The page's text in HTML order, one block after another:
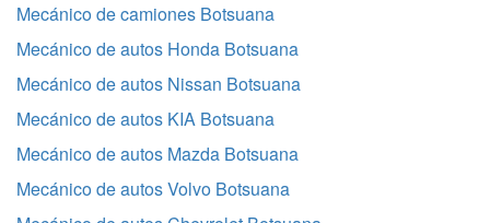
Mecánico de camiones Botsuana
Mecánico de autos Honda Botsuana
Mecánico de autos Nissan Botsuana
Mecánico de autos KIA Botsuana
Mecánico de autos Mazda Botsuana
Mecánico de autos Volvo Botsuana